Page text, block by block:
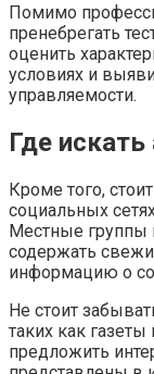
Помимо
пренебрегать
оценить
условиях и
управляемости.
Где
Кроме того,
социальных
Местные группы
содержать
информацию о
Не стоит
таких как
предложить